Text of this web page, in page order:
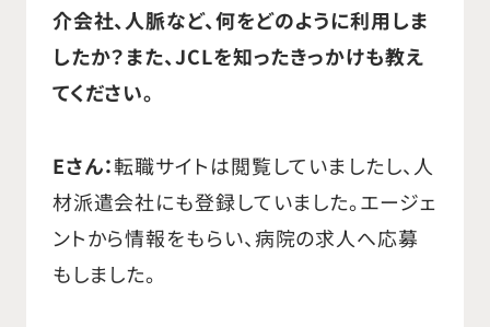
介会社、人脈など、何をどのように利用しま
したか？また、JCLを知ったきっかけも教え
てください。
Eさん：転職サイトは閲覧していましたし、人
材派遣会社にも登録していました。エージェ
ントから情報をもらい、病院の求人へ応募
もしました。